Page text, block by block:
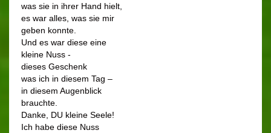
was sie in ihrer Hand hielt,
es war alles, was sie mir
geben konnte.
Und es war diese eine
kleine Nuss -
dieses Geschenk
was ich in diesem Tag –
in diesem Augenblick
brauchte.
Danke, DU kleine Seele!
Ich habe diese Nuss